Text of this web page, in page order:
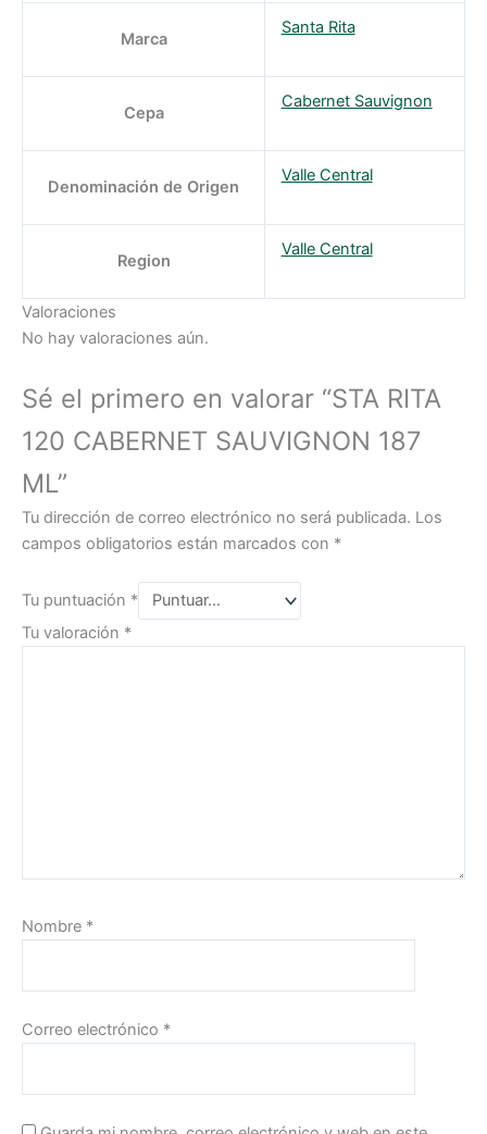
Marca
Santa Rita
Cepa
Cabernet Sauvignon
Denominación de Origen
Valle Central
Region
Valle Central
Valoraciones
No hay valoraciones aún.
Sé el primero en valorar “STA RITA
120 CABERNET SAUVIGNON 187
ML”
Tu dirección de correo electrónico no será publicada. Los
campos obligatorios están marcados con *
Tu puntuación *
Tu valoración *
Nombre *
Correo electrónico *